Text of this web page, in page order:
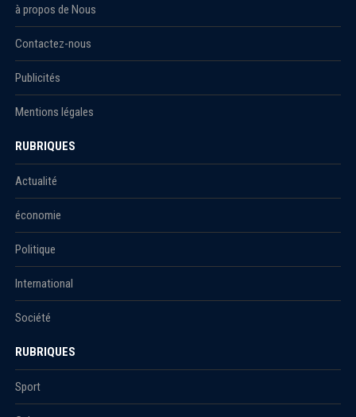
à propos de Nous
Contactez-nous
Publicités
Mentions légales
RUBRIQUES
Actualité
économie
Politique
International
Société
RUBRIQUES
Sport